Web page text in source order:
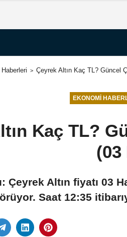
Çeyrek Altın Kaç TL? Güncel
EKONOMI
Kaç TL?
(03
Çeyrek Altın fiyatı 03
Saat 12:35